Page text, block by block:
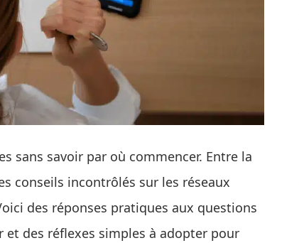
sans savoir par où commencer. Entre la
conseils incontrôlés sur les réseaux
des réponses pratiques aux questions
des réflexes simples à adopter pour